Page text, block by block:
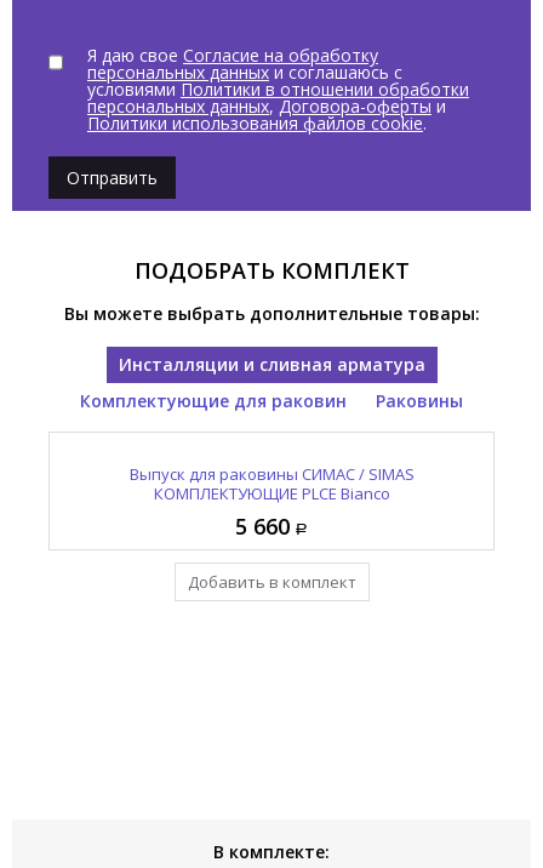
Я даю свое Согласие на обработку
персональных данныхи соглашаюсь с
условиями Политики в отношении обработки
персональных данных, Договора-оферты и
Политики использования файлов cookie.
Отправить
ПОДОБРАТЬ КОМПЛЕКТ
Вы можете выбрать дополнительные товары:
Инсталляции и сливная арматура
Комплектующие для раковин
Раковины
Выпуск для раковины СИМАС / SIMAS
КОМПЛЕКТУЮЩИЕ PLCE Bianco
5 660
Добавить в комплект
Крепление для раковины СИМАС / SIMAS
КОМПЛЕКТУЮЩИЕ F 89
880
Уже в комплекте
Раковина подвесная СИМАС / SIMAS Е-Лайн / E-LINE
EL 05 bia/1 hole
22 800
Уже в комплекте
В комплекте: